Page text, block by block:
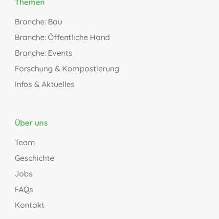
Themen
Branche: Bau
Branche: Öffentliche Hand
Branche: Events
Forschung & Kompostierung
Infos & Aktuelles
Über uns
Team
Geschichte
Jobs
FAQs
Kontakt